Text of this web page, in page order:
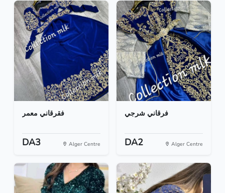
فقرقاني معمر
DA3 Alger Centre
فرقاني شرجي
DA2 Alger Centre